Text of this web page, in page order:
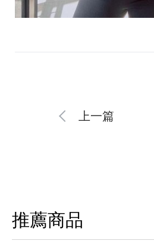
上一篇
推薦商品